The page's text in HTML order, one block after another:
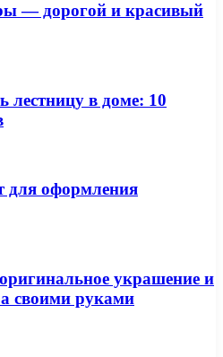
— дорогой и красивый
лестницу в доме: 10
для оформления
украшение и
своими руками